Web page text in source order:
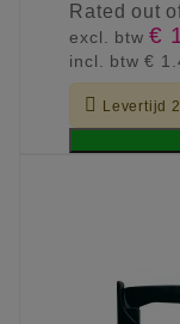
Ratedout
excl. btw€
incl. btw€
 Levertijd